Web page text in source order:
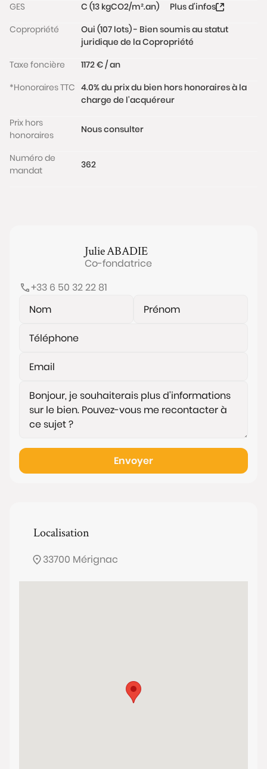
GES
C (13 kgCO2/m².an)
Plus d'infos
Copropriété
Oui (107 lots) - Bien soumis au statut
juridique de la Copropriété
Taxe foncière
1172 € / an
*Honoraires TTC 4.0% du prix du bien hors honoraires à la
charge de l'acquéreur
Prix hors
honoraires
Nous consulter
Numéro de
mandat
362
JulieABADIE
Co-fondatrice
+33 6 50 32 22 81
Envoyer
Localisation
33700 Mérignac